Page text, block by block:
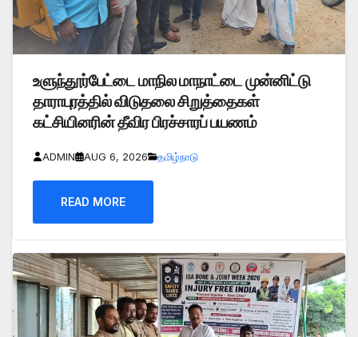
உளுந்தூர்பேட்டை மாநில மாநாட்டை முன்னிட்டு
தாராபுரத்தில் விடுதலை சிறுத்தைகள்
கட்சியினரின் தீவிர பிரச்சாரப் பயணம்
ADMIN AUG 6, 2026 தமிழ்நாடு
READ MORE